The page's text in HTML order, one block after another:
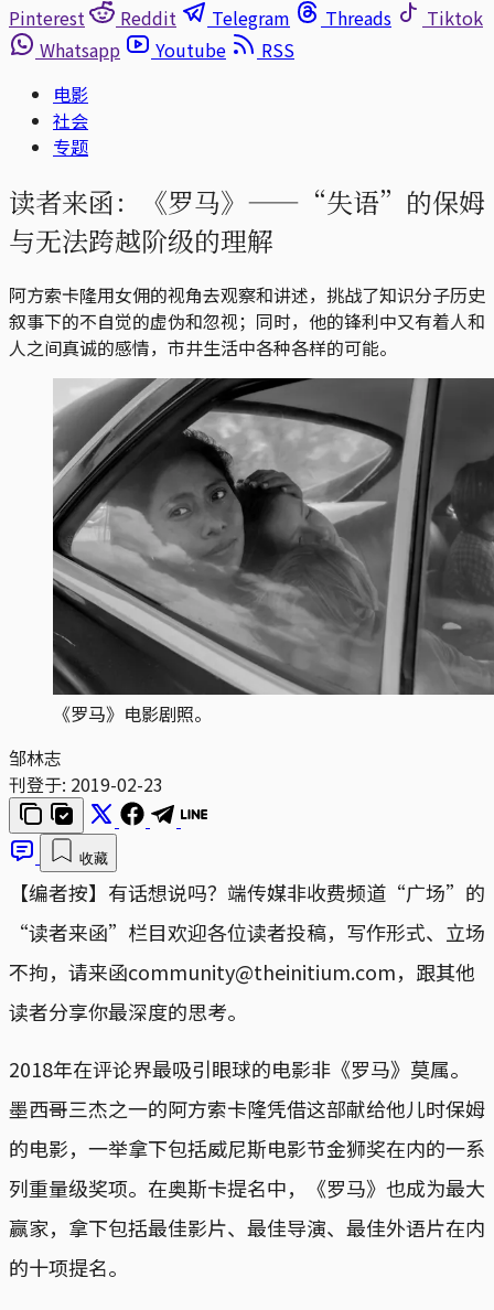
Pinterest
Reddit Telegram Threads
Tiktok
Whatsapp
Youtube
RSS
电影
社会
专题
读者来函：《罗马》——“失语”的保姆
与无法跨越阶级的理解
阿方索卡隆用女佣的视角去观察和讲述，挑战了知识分子历史
叙事下的不自觉的虚伪和忽视；同时，他的锋利中又有着人和
人之间真诚的感情，市井生活中各种各样的可能。
《罗马》电影剧照。
邹林志
刊登于: 2019-02-23
收藏
【编者按】有话想说吗？端传媒非收费频道“广场”的
“读者来函”栏目欢迎各位读者投稿，写作形式、立场
不拘，请来函community@theinitium.com，跟其他
读者分享你最深度的思考。
2018年在评论界最吸引眼球的电影非《罗马》莫属。
墨西哥三杰之一的阿方索卡隆凭借这部献给他儿时保姆
的电影，一举拿下包括威尼斯电影节金狮奖在内的一系
列重量级奖项。在奥斯卡提名中，《罗马》也成为最大
赢家，拿下包括最佳影片、最佳导演、最佳外语片在内
的十项提名。